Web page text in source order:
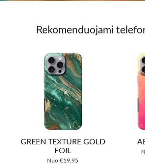
Rekomenduojami
GREEN TEXTURE GOLD
FOIL
Nuo€19,95